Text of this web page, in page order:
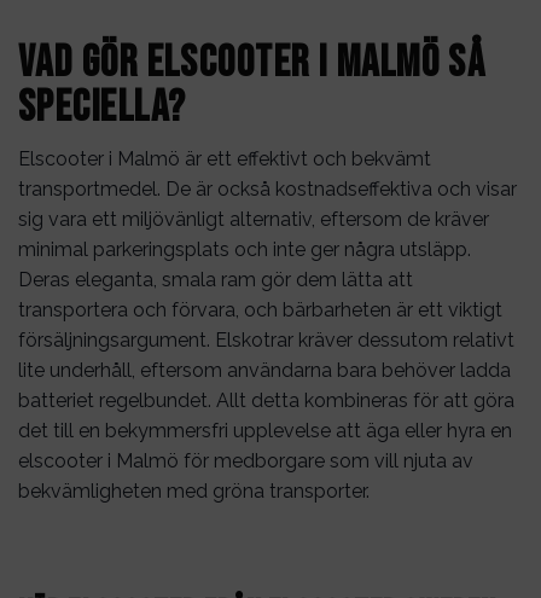
Vad gör elscooter i Malmöså
speciella?
Elscooter i Malmö är ett effektivt och bekvämt
transportmedel. De är också kostnadseffektiva och visar
sig vara ett miljövänligt alternativ, eftersom de kräver
minimal parkeringsplats och inte ger några utsläpp.
Deras eleganta, smala ram gör dem lätta att
transportera och förvara, och bärbarheten är ett viktigt
försäljningsargument. Elskotrar kräver dessutom relativt
lite underhåll, eftersom användarna bara behöver ladda
batteriet regelbundet. Allt detta kombineras för att göra
det till en bekymmersfri upplevelse att äga eller hyra en
elscooter i Malmö för medborgare som vill njuta av
bekvämligheten med gröna transporter.